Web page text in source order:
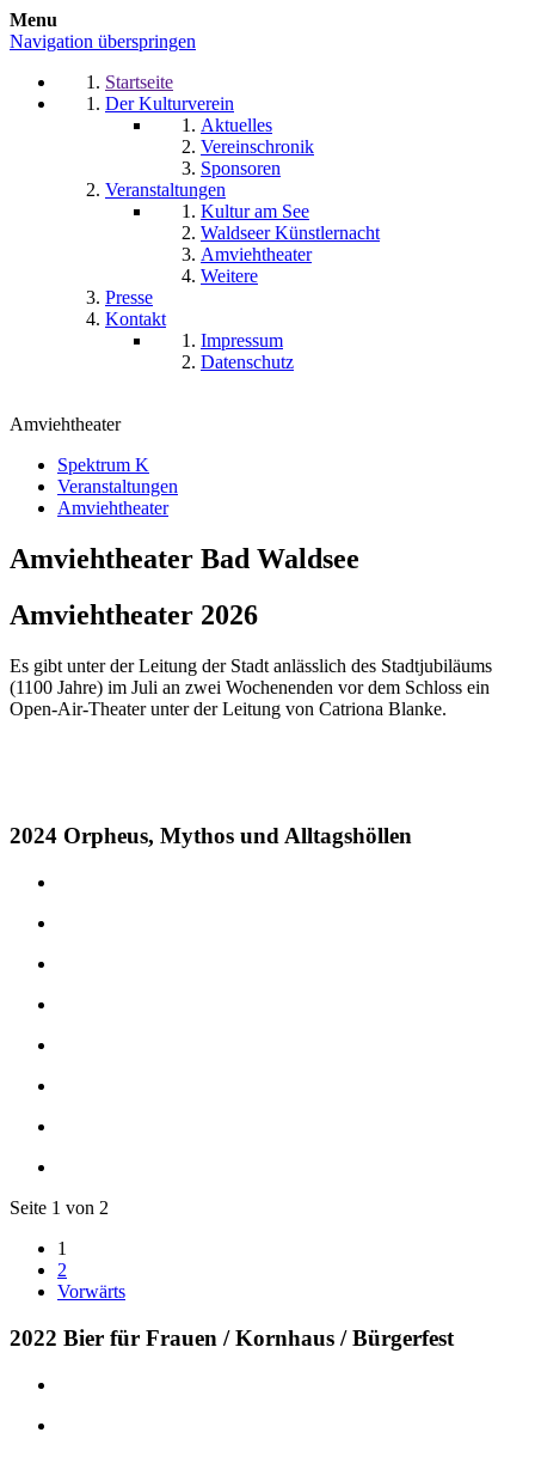
Menu
Navigation überspringen
Startseite
Der Kulturverein
Aktuelles
Vereinschronik
Sponsoren
Veranstaltungen
Kultur am See
Waldseer Künstlernacht
Amviehtheater
Weitere
Presse
Kontakt
Impressum
Datenschutz
Amviehtheater
Spektrum K
Veranstaltungen
Amviehtheater
Amviehtheater Bad Waldsee
Amviehtheater 2026
Es gibt unter der Leitung der Stadt anlässlich des Stadtjubiläums
(1100 Jahre) im Juli an zwei Wochenenden vor dem Schloss ein
Open-Air-Theater unter der Leitung von Catriona Blanke.
2024 Orpheus, Mythos und Alltagshöllen
Seite 1 von 2
1
2
Vorwärts
2022 Bier für Frauen / Kornhaus / Bürgerfest